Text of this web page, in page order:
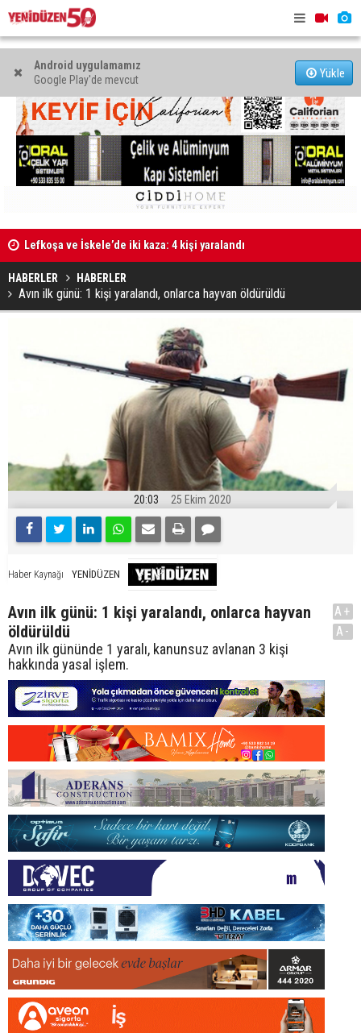
Android uygulamamız
Google Play'de mevcut
Yükle
yayıldığı açıklandı
HABERLER HABERLER
Avın ilk günü: 1 kişi yaralandı, onlarca hayvan öldürüldü
20:03 25 Ekim 2020
Haber Kaynağı YENİDÜZEN
Avın ilk günü: 1 kişi yaralandı, onlarca hayvan
öldürüldü
Avın ilk gününde 1 yaralı, kanunsuz avlanan 3 kişi
hakkında yasal işlem.
A+
A-